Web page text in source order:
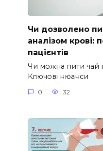
Чи дозволено
аналізом крові:
пацієнтів
Чи можна пити чай
Ключові нюанси
0 32